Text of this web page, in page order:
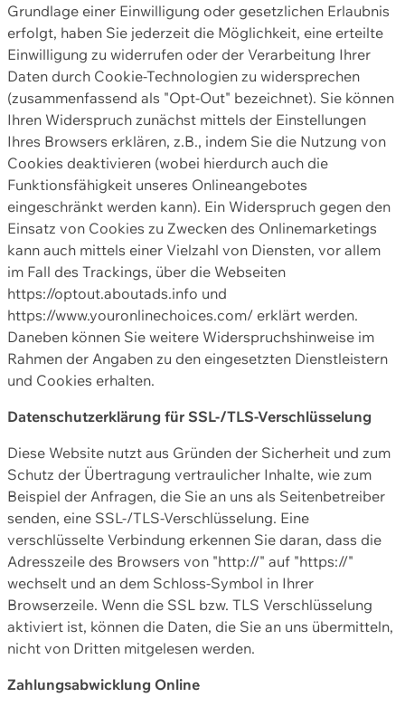
Grundlage einer Einwilligung oder gesetzlichen Erlaubnis
erfolgt, haben Sie jederzeit die Möglichkeit, eine erteilte
Einwilligung zu widerrufen oder der Verarbeitung Ihrer
Daten durch Cookie-Technologien zu widersprechen
(zusammenfassend als "Opt-Out" bezeichnet). Sie können
Ihren Widerspruch zunächst mittels der Einstellungen
Ihres Browsers erklären, z.B., indem Sie die Nutzung von
Cookies deaktivieren (wobei hierdurch auch die
Funktionsfähigkeit unseres Onlineangebotes
eingeschränkt werden kann). Ein Widerspruch gegen den
Einsatz von Cookies zu Zwecken des Onlinemarketings
kann auch mittels einer Vielzahl von Diensten, vor allem
im Fall des Trackings, über die Webseiten
https://optout.aboutads.info und
https://www.youronlinechoices.com/ erklärt werden.
Daneben können Sie weitere Widerspruchshinweise im
Rahmen der Angaben zu den eingesetzten Dienstleistern
und Cookies erhalten.
Datenschutzerklärung für SSL-/TLS-Verschlüsselung
Diese Website nutzt aus Gründen der Sicherheit und zum
Schutz der Übertragung vertraulicher Inhalte, wie zum
Beispiel der Anfragen, die Sie an uns als Seitenbetreiber
senden, eine SSL-/TLS-Verschlüsselung. Eine
verschlüsselte Verbindung erkennen Sie daran, dass die
Adresszeile des Browsers von "http://" auf "https://"
wechselt und an dem Schloss-Symbol in Ihrer
Browserzeile. Wenn die SSL bzw. TLS Verschlüsselung
aktiviert ist, können die Daten, die Sie an uns übermitteln,
nicht von Dritten mitgelesen werden.
Zahlungsabwicklung Online